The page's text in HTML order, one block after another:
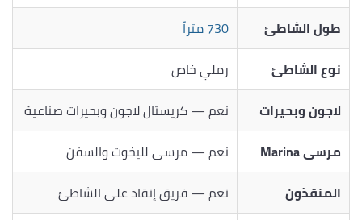
طول الشاطئ
730 متراً
نوع الشاطئ
رملي خاص
لاجون وبحيرات
نعم — كريستال لاجون وبحيرات صناعية
مرسى Marina
نعم — مرسى لليخوت والسفن
المنقذون
نعم — فريق إنقاذ على الشاطئ